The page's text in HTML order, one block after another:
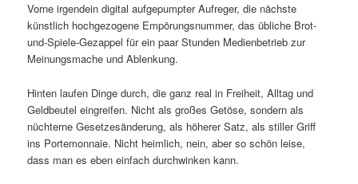
Vorne irgendein digital aufgepumpter Aufreger, die nächste
künstlich hochgezogene Empörungsnummer, das übliche Brot-
und-Spiele-Gezappel für ein paar Stunden Medienbetrieb zur
Meinungsmache und Ablenkung.
Hinten laufen Dinge durch, die ganz real in Freiheit, Alltag und
Geldbeutel eingreifen. Nicht als großes Getöse, sondern als
nüchterne Gesetzesänderung, als höherer Satz, als stiller Griff
ins Portemonnaie. Nicht heimlich, nein, aber so schön leise,
dass man es eben einfach durchwinken kann.